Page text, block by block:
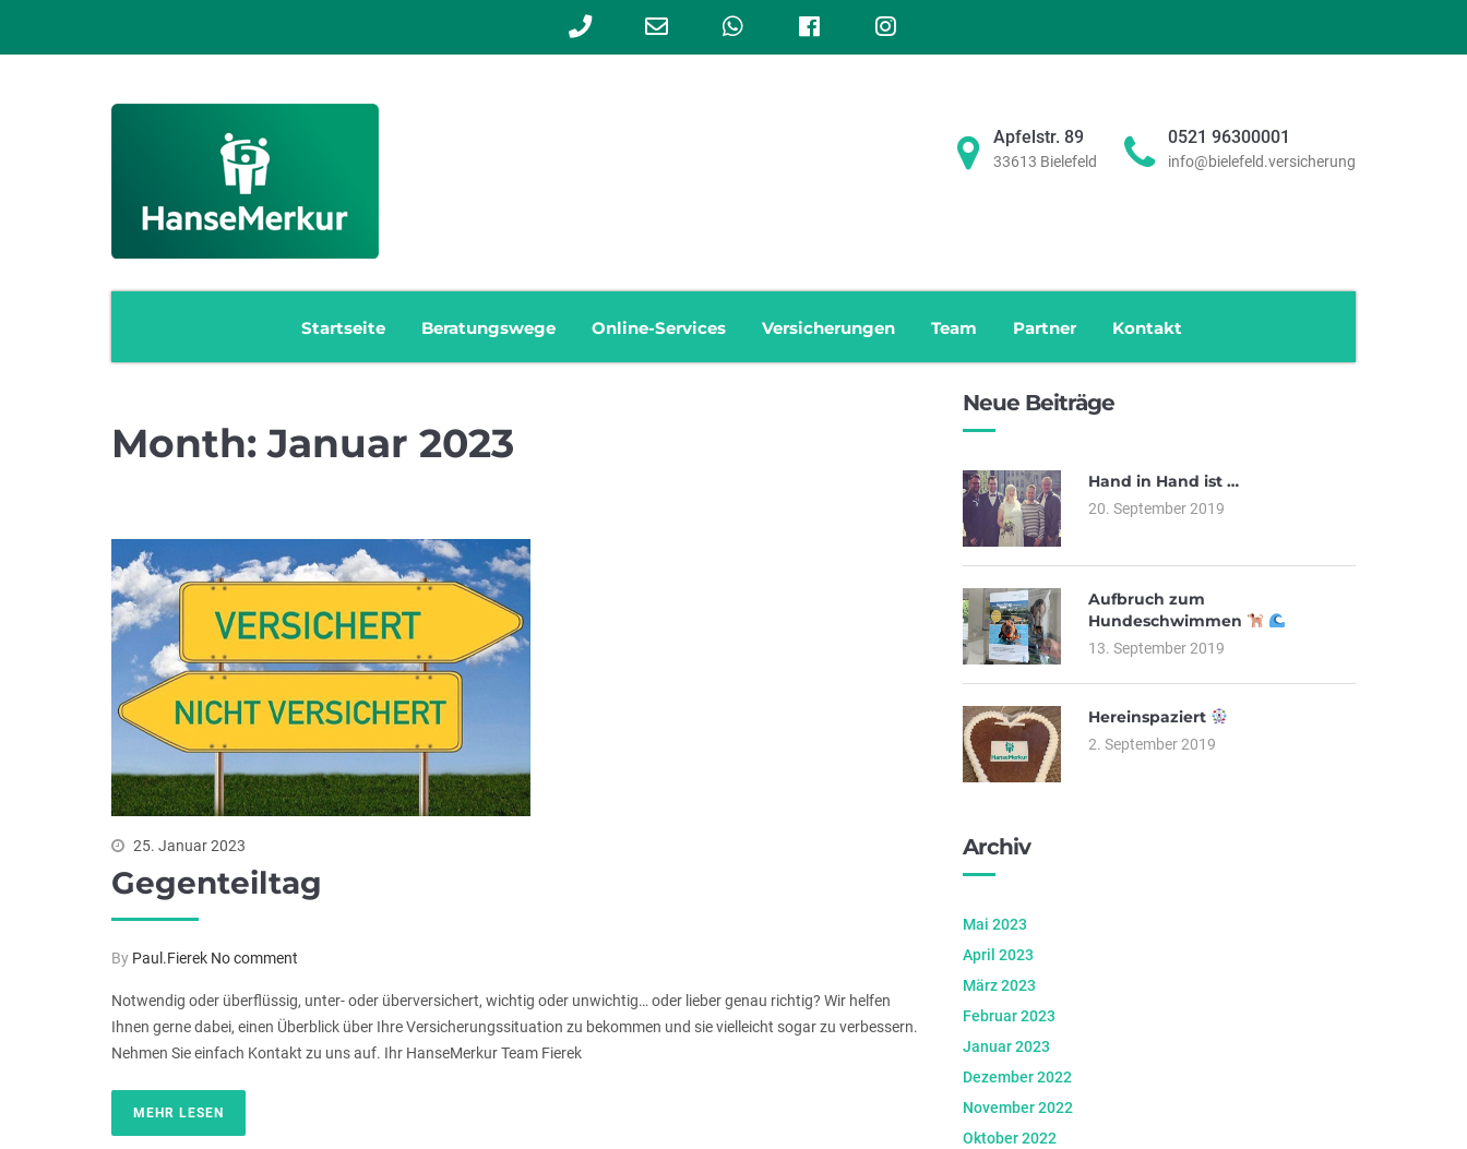
Apfelstr. 89
33613 Bielefeld
0521 96300001
info@bielefeld.versicherung
Startseite Beratungswege Online-Services Versicherungen Team Partner Kontakt
Month:Januar 2023
25. Januar 2023
Gegenteiltag
By Paul.Fierek No comment
Notwendig oder überflüssig, unter- oder überversichert, wichtig oder unwichtig… oder lieber genau richtig? Wir helfen
Ihnen gerne dabei, einen Überblick über Ihre Versicherungssituation zu bekommen und sie vielleicht sogar zu verbessern.
Nehmen Sie einfach Kontakt zu uns auf. Ihr HanseMerkur Team Fierek
MEHR LESEN
Neue Beiträge
Hand in Hand ist …
20. September 2019
Aufbruch zum
Hundeschwimmen
13. September 2019
Hereinspaziert
2. September 2019
Archiv
Mai 2023
April 2023
März 2023
Februar 2023
Januar 2023
Dezember 2022
November 2022
Oktober 2022
Phone
Email
WhatsAppFacebook